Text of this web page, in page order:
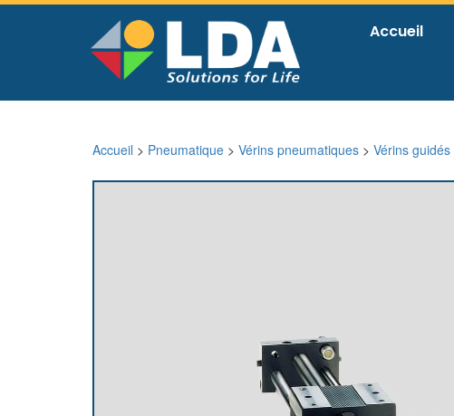
Accueil
Accueil > Pneumatique > Vérins pneumatiques > Vérins guidés